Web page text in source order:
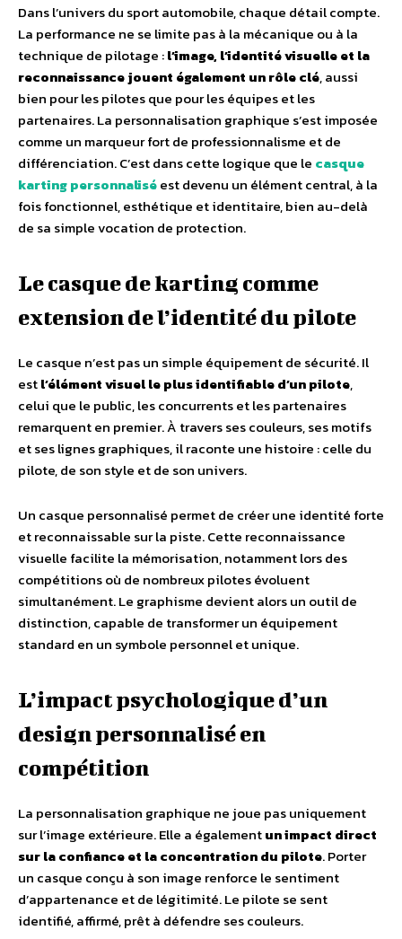
Dans l’univers du sport automobile, chaque détail compte.
La performance ne se limite pas à la mécanique ou à la
technique de pilotage :l’image, l’identité visuelle et la
reconnaissance jouent également un rôle clé, aussi
bien pour les pilotes que pour les équipes et les
partenaires. La personnalisation graphique s’est imposée
comme un marqueur fort de professionnalisme et de
différenciation. C’est dans cette logique que le casque
karting personnaliséest devenu un élément central, à la
fois fonctionnel, esthétique et identitaire, bien au-delà
de sa simple vocation de protection.
Le casque de karting comme
extension de l’identité du pilote
Le casque n’est pas un simple équipement de sécurité. Il
estl’élément visuel le plus identifiable d’un pilote,
celui que le public, les concurrents et les partenaires
remarquent en premier. À travers ses couleurs, ses motifs
et ses lignes graphiques, il raconte une histoire : celle du
pilote, de son style et de son univers.
Un casque personnalisé permet de créer une identité forte
et reconnaissable sur la piste. Cette reconnaissance
visuelle facilite la mémorisation, notamment lors des
compétitions où de nombreux pilotes évoluent
simultanément. Le graphisme devient alors un outil de
distinction, capable de transformer un équipement
standard en un symbole personnel et unique.
L’impact psychologique d’un
design personnalisé en
compétition
La personnalisation graphique ne joue pas uniquement
sur l’image extérieure. Elle a égalementun impact direct
sur la confiance et la concentration du pilote. Porter
un casque conçu à son image renforce le sentiment
d’appartenance et de légitimité. Le pilote se sent
identifié, affirmé, prêt à défendre ses couleurs.